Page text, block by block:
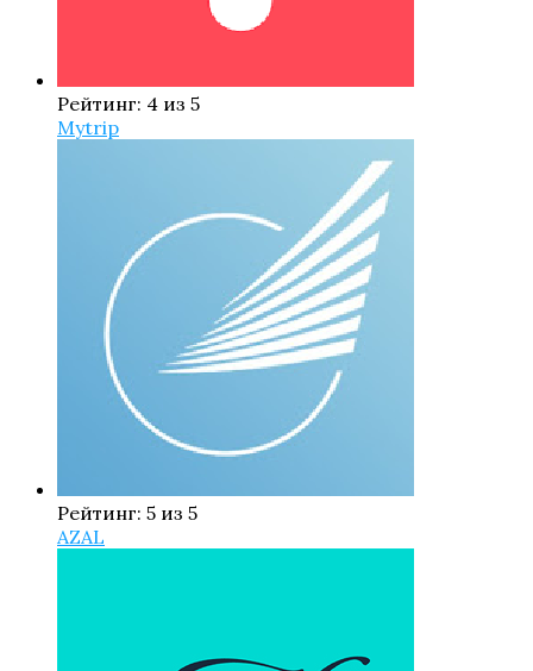
Рейтинг: 4 из 5
Mytrip
Рейтинг: 5 из 5
AZAL